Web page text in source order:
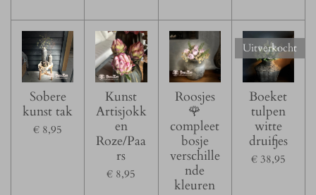
Sobere
kunst tak
€ 8,95
Kunst
Artisjokk
en
Roze/Paa
rs
€ 8,95
Roosjes
🌹
compleet
bosje
verschille
nde
kleuren
Uitverkocht
Boeket
tulpen
witte
druifjes
€ 38,95